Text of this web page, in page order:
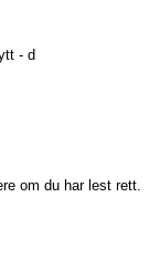
- d
om du har lest rett.